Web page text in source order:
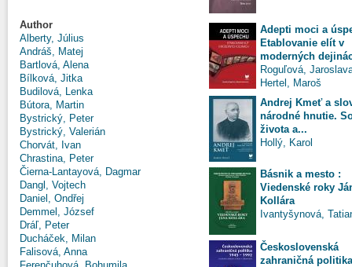
Author
Alberty, Július
Andráš, Matej
Bartlová, Alena
Bílková, Jitka
Budilová, Lenka
Bútora, Martin
Bystrický, Peter
Bystrický, Valerián
Chorvát, Ivan
Chrastina, Peter
Čierna-Lantayová, Dagmar
Dangl, Vojtech
Daniel, Ondřej
Demmel, József
Dráľ, Peter
Ducháček, Milan
Falisová, Anna
Adepti moci a
Etablovanie elít v
moderných
Roguľová,
Hertel, Maroš
Andrej Kmeť a
národné hnutie.
života a...
Hollý, Karol
Básnik a mesto :
Viedenské roky
Kollára
Ivantyšynová,
Československá
zahraničná